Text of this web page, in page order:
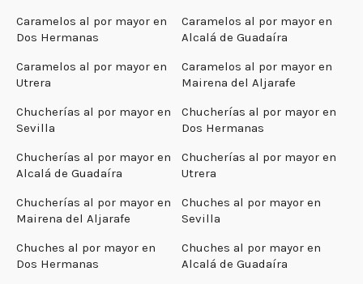
Caramelos al por mayor en
Dos Hermanas
Caramelos al por mayor en
Alcalá de Guadaíra
Caramelos al por mayor en
Utrera
Caramelos al por mayor en
Mairena del Aljarafe
Chucherías al por mayor en
Sevilla
Chucherías al por mayor en
Dos Hermanas
Chucherías al por mayor en
Alcalá de Guadaíra
Chucherías al por mayor en
Utrera
Chucherías al por mayor en
Mairena del Aljarafe
Chuches al por mayor en
Sevilla
Chuches al por mayor en
Dos Hermanas
Chuches al por mayor en
Alcalá de Guadaíra